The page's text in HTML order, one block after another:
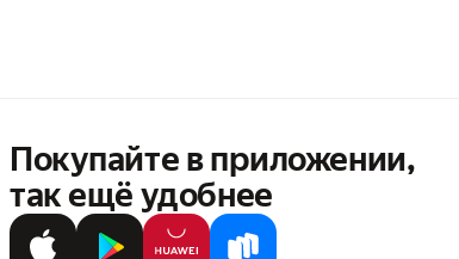
Покупайте в приложении,
так ещё удобнее